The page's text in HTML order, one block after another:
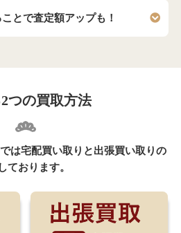
とで査定額アップも！
つの買取方法
は宅配買い取りと出張買い取りの
ております。